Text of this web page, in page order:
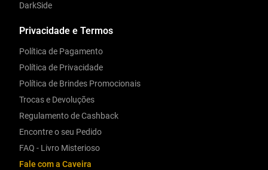
Privacidade e Termos
Política de Pagamento
Política de Privacidade
Política de Brindes Promocionais
Trocas e Devoluções
Regulamento de Cashback
Encontre o seu Pedido
FAQ - Livro Misterioso
Fale com a Caveira
DarkSide